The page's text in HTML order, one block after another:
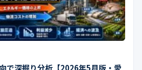
▼
で深掘り分析【2026年5月版・愛